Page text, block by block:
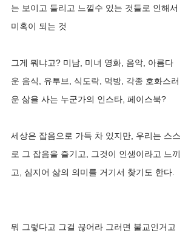
는 보이고 들리고 느낄수 있는 것들로 인해서
미혹이 되는 것
그게 뭐냐고? 미남, 미녀 영화, 음악, 아름다
운 음식, 유투브, 식도락, 먹방, 각종 호화스러
운 삶을 사는 누군가의 인스타, 페이스북?
세상은 잡음으로 가득 차 있지만, 우리는 스스
로 그 잡음을 즐기고, 그것이 인생이라고 느끼
고, 심지어 삶의 의미를 거기서 찾기도 한다.
뭐 그렇다고 그걸 끊어라 그러면 불교인거고